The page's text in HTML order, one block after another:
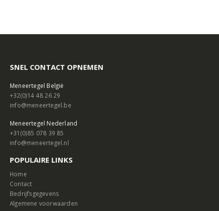
SNEL CONTACT OPNEMEN
Meneertegel België
+32(0)14 48 26 29
info@meneertegel.be
Meneertegel Nederland
+31(0)85 078 39 85
info@meneertegel.nl
POPULAIRE LINKS
Home
Contact
Bedrijfsgegevens
Algemene voorwaarden